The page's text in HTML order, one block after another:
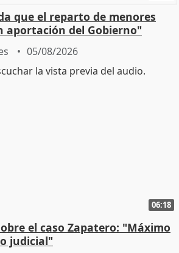
que el reparto de menores
aportación del Gobierno"
05/08/2026
06:18
el caso Zapatero: "Máximo
judicial"